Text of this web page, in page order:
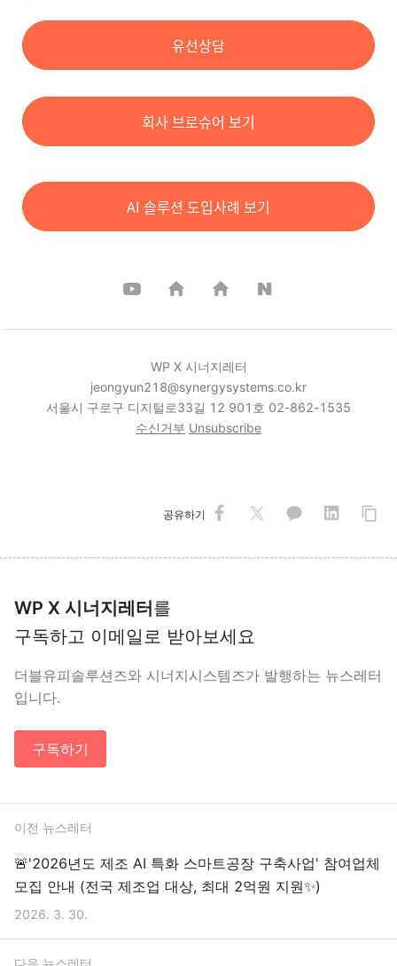
유선상담
회사 브로슈어 보기
AI 솔루션 도입사례 보기
WP X 시너지레터
jeongyun218@synergysystems.co.kr
서울시 구로구 디지털로33길 12 901호 02-862-1535
수신거부 Unsubscribe
공유하기
WP X 시너지레터를
구독하고 이메일로 받아보세요
더블유피솔루션즈와 시너지시스템즈가 발행하는 뉴스레터
입니다.
구독하기
이전 뉴스레터
🚨'2026년도 제조 AI 특화 스마트공장 구축사업' 참여업체
모집 안내 (전국 제조업 대상, 최대 2억원 지원✨)
2026. 3. 30.
다음 뉴스레터